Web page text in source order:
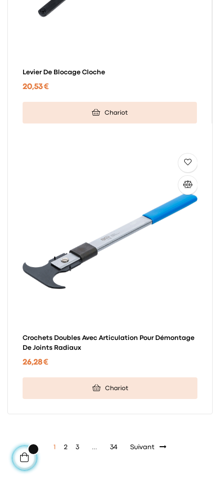
Levier De Blocage Cloche
20,53 €
Chariot
Crochets Doubles Avec Articulation Pour Démontage
De Joints Radiaux
26,28 €
Chariot
1 2 3 … 34 Suivant